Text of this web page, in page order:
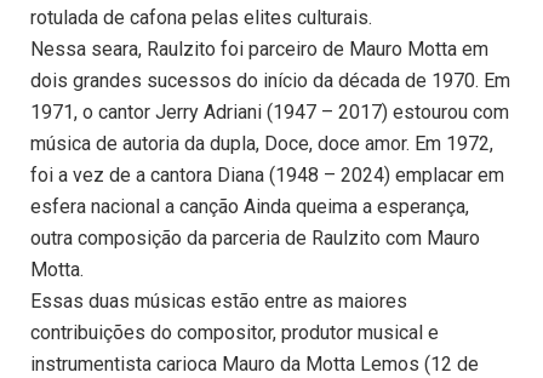
rotulada de cafona pelas elites culturais.
Nessa seara, Raulzito foi parceiro de Mauro Motta em
dois grandes sucessos do início da década de 1970. Em
1971, o cantor Jerry Adriani (1947 – 2017) estourou com
música de autoria da dupla, Doce, doce amor. Em 1972,
foi a vez de a cantora Diana (1948 – 2024) emplacar em
esfera nacional a canção Ainda queima a esperança,
outra composição da parceria de Raulzito com Mauro
Motta.
Essas duas músicas estão entre as maiores
contribuições do compositor, produtor musical e
instrumentista carioca Mauro da Motta Lemos (12 de